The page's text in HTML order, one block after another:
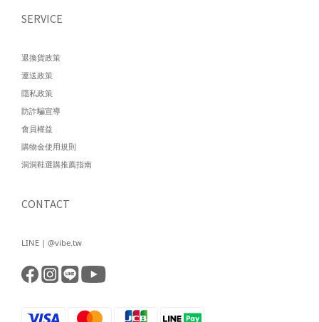
SERVICE
退換貨政策
運送政策
隱私政策
防詐騙宣導
會員權益
購物金使用規則
洞洞鞋選購推薦指南
CONTACT
LINE | @vibe.tw